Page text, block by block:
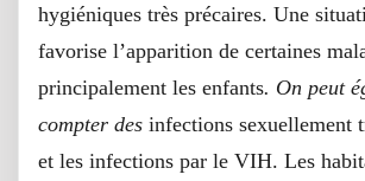
hygiéniques très précaires. Une
favorise l’apparition de certaines
principalement les enfants. On peut
compter des infections sexuellement
et les infections par le VIH. Les